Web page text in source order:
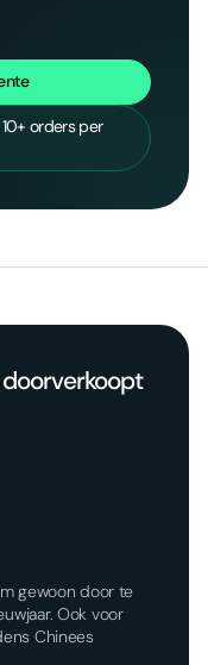
orders per
gewoon door te
Ook voor
Chinees